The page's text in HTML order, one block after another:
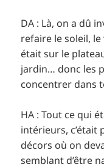
DA : Là, on a dû
refaire le soleil,
était sur le
jardin… donc les
concentrer dans
HA : Tout ce qui
intérieurs, c’était
décors où on
semblant d’être